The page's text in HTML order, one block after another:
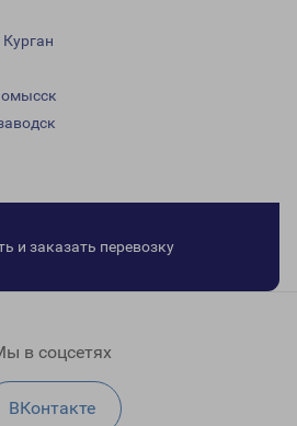
и заказать перевозку
в соцсетях
ВКонтакте